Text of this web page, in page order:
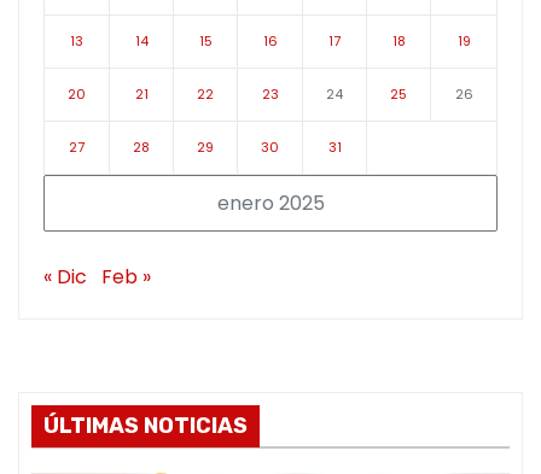
enero 2025
13 14 15 16 17 18 19
20 21 22 23 24 25 26
27 28 29 30 31
« Dic Feb »
ÚLTIMAS NOTICIAS